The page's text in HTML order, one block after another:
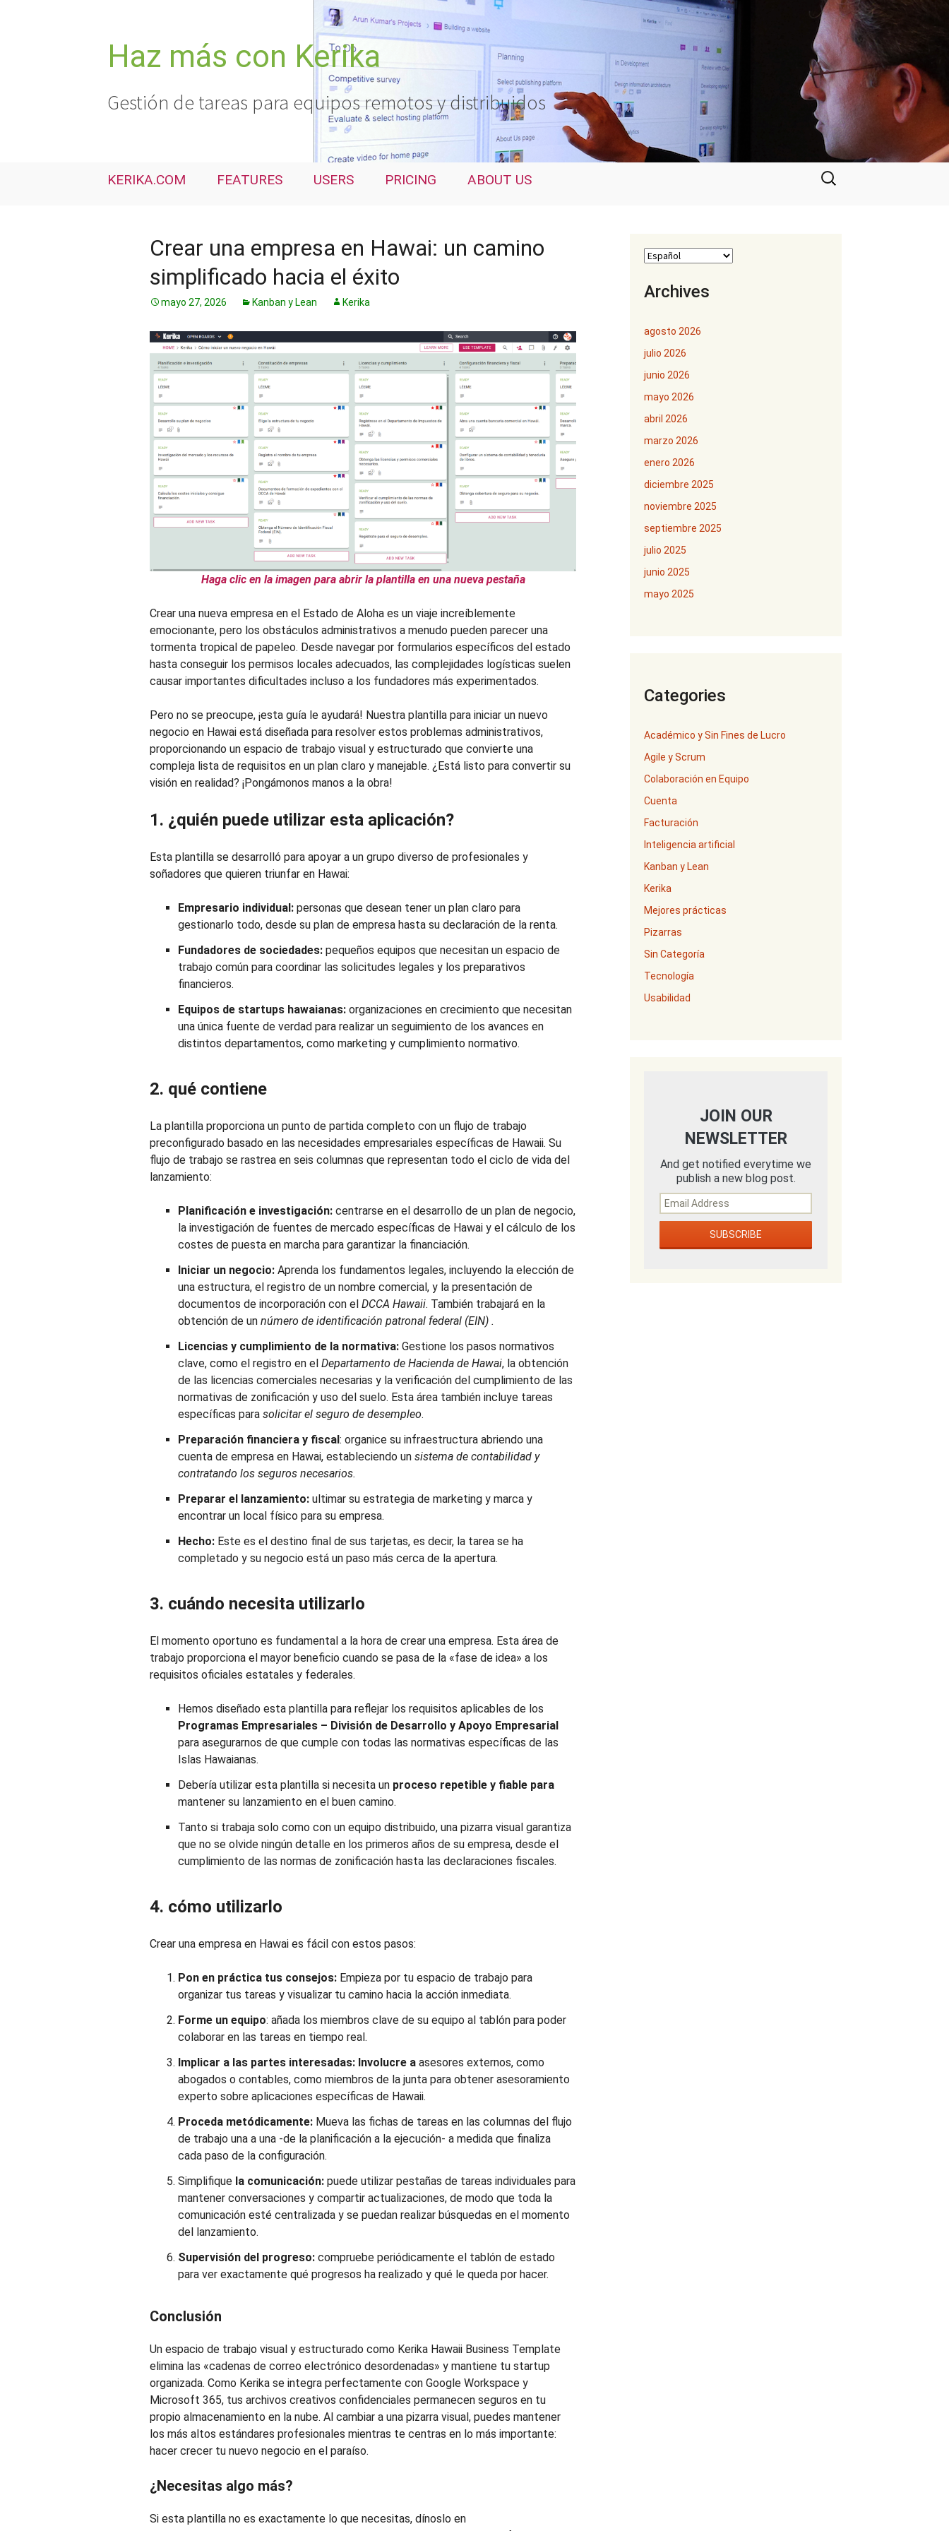
Haz más con Kerika
Gestión de tareas para equipos remotos y distribuidos
KERIKA.COM FEATURES USERS PRICING ABOUT US
Buscar:
Crear una empresa en Hawai: un camino
simplificado hacia el éxito
mayo 27, 2026 Kanban y Lean Kerika
Haga clic en la imagen para abrir la plantilla en una nueva pestaña
Crear una nueva empresa en el Estado de Aloha es un viaje increíblemente
emocionante, pero los obstáculos administrativos a menudo pueden parecer una
tormenta tropical de papeleo. Desde navegar por formularios específicos del estado
hasta conseguir los permisos locales adecuados, las complejidades logísticas suelen
causar importantes dificultades incluso a los fundadores más experimentados.
Pero no se preocupe, ¡esta guía le ayudará! Nuestra plantilla para iniciar un nuevo
negocio en Hawai está diseñada para resolver estos problemas administrativos,
proporcionando un espacio de trabajo visual y estructurado que convierte una
compleja lista de requisitos en un plan claro y manejable. ¿Está listo para convertir su
visión en realidad? ¡Pongámonos manos a la obra!
1. ¿quién puede utilizar esta aplicación?
Esta plantilla se desarrolló para apoyar a un grupo diverso de profesionales y
soñadores que quieren triunfar en Hawai:
Empresario individual: personas que desean tener un plan claro para
gestionarlo todo, desde su plan de empresa hasta su declaración de la renta.
Fundadores de sociedades: pequeños equipos que necesitan un espacio de
trabajo común para coordinar las solicitudes legales y los preparativos
financieros.
Equipos de startups hawaianas: organizaciones en crecimiento que necesitan
una única fuente de verdad para realizar un seguimiento de los avances en
distintos departamentos, como marketing y cumplimiento normativo.
2. qué contiene
La plantilla proporciona un punto de partida completo con un flujo de trabajo
preconfigurado basado en las necesidades empresariales específicas de Hawaii. Su
flujo de trabajo se rastrea en seis columnas que representan todo el ciclo de vida del
lanzamiento:
Planificación e investigación: centrarse en el desarrollo de un plan de negocio,
la investigación de fuentes de mercado específicas de Hawai y el cálculo de los
costes de puesta en marcha para garantizar la financiación.
Iniciar un negocio: Aprenda los fundamentos legales, incluyendo la elección de
una estructura, el registro de un nombre comercial, y la presentación de
documentos de incorporación con el DCCA Hawaii. También trabajará en la
obtención de un número de identificación patronal federal (EIN) .
Licencias y cumplimiento de la normativa: Gestione los pasos normativos
clave, como el registro en el Departamento de Hacienda de Hawai, la obtención
de las licencias comerciales necesarias y la verificación del cumplimiento de las
normativas de zonificación y uso del suelo. Esta área también incluye tareas
específicas para solicitar el seguro de desempleo.
Preparación financiera y fiscal: organice su infraestructura abriendo una
cuenta de empresa en Hawai, estableciendo un sistema de contabilidad y
contratando los seguros necesarios.
Preparar el lanzamiento: ultimar su estrategia de marketing y marca y
encontrar un local físico para su empresa.
Hecho: Este es el destino final de sus tarjetas, es decir, la tarea se ha
completado y su negocio está un paso más cerca de la apertura.
3. cuándo necesita utilizarlo
El momento oportuno es fundamental a la hora de crear una empresa. Esta área de
trabajo proporciona el mayor beneficio cuando se pasa de la «fase de idea» a los
requisitos oficiales estatales y federales.
Hemos diseñado esta plantilla para reflejar los requisitos aplicables de los
Programas Empresariales – División de Desarrollo y Apoyo Empresarial
para asegurarnos de que cumple con todas las normativas específicas de las
Islas Hawaianas.
Debería utilizar esta plantilla si necesita un proceso repetible y fiable para
mantener su lanzamiento en el buen camino.
Tanto si trabaja solo como con un equipo distribuido, una pizarra visual garantiza
que no se olvide ningún detalle en los primeros años de su empresa, desde el
cumplimiento de las normas de zonificación hasta las declaraciones fiscales.
4. cómo utilizarlo
Crear una empresa en Hawai es fácil con estos pasos:
Pon en práctica tus consejos: Empieza por tu espacio de trabajo para
organizar tus tareas y visualizar tu camino hacia la acción inmediata.
Forme un equipo: añada los miembros clave de su equipo al tablón para poder
colaborar en las tareas en tiempo real.
Implicar a las partes interesadas: Involucre a asesores externos, como
abogados o contables, como miembros de la junta para obtener asesoramiento
experto sobre aplicaciones específicas de Hawaii.
Proceda metódicamente: Mueva las fichas de tareas en las columnas del flujo
de trabajo una a una -de la planificación a la ejecución- a medida que finaliza
cada paso de la configuración.
Simplifique la comunicación: puede utilizar pestañas de tareas individuales para
mantener conversaciones y compartir actualizaciones, de modo que toda la
comunicación esté centralizada y se puedan realizar búsquedas en el momento
del lanzamiento.
Supervisión del progreso: compruebe periódicamente el tablón de estado
para ver exactamente qué progresos ha realizado y qué le queda por hacer.
Conclusión
Un espacio de trabajo visual y estructurado como Kerika Hawaii Business Template
elimina las «cadenas de correo electrónico desordenadas» y mantiene tu startup
organizada. Como Kerika se integra perfectamente con Google Workspace y
Microsoft 365, tus archivos creativos confidenciales permanecen seguros en tu
propio almacenamiento en la nube. Al cambiar a una pizarra visual, puedes mantener
los más altos estándares profesionales mientras te centras en lo más importante:
hacer crecer tu nuevo negocio en el paraíso.
¿Necesitas algo más?
Si esta plantilla no es exactamente lo que necesitas, dínoslo en
Archives
agosto 2026
julio 2026
junio 2026
mayo 2026
abril 2026
marzo 2026
enero 2026
diciembre 2025
noviembre 2025
septiembre 2025
julio 2025
junio 2025
mayo 2025
Categories
Académico y Sin Fines de Lucro
Agile y Scrum
Colaboración en Equipo
Cuenta
Facturación
Inteligencia artificial
Kanban y Lean
Kerika
Mejores prácticas
Pizarras
Sin Categoría
Tecnología
Usabilidad
JOIN OUR
NEWSLETTER
And get notified everytime we
publish a new blog post.